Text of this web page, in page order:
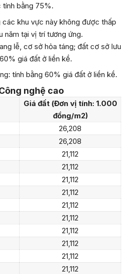
tính bằng 75%.
các khu vực này không được thấp
năm tại vị trí tương ứng.
lễ, cơ sở hỏa táng; đất cơ sở lưu
giá đất ở liền kề.
tính bằng 60% giá đất ở liền kề.
nghệ cao
Giá đất (Đơn vị tính: 1.000
đồng/m2)
26,208
26,208
21,112
21,112
21,112
21,112
21,112
21,112
21,112
21,112
21,112
21,112